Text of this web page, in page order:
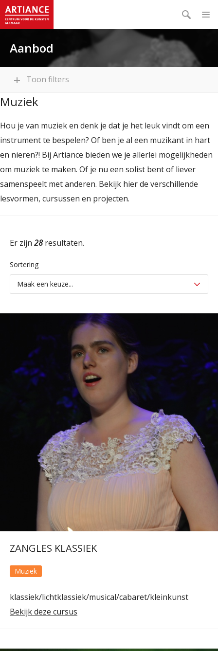
Aanbod
Toon filters
Muziek
Hou je van muziek en denk je dat je het leuk vindt om een
instrument te bespelen? Of ben je al een muzikant in hart
en nieren?! Bij Artiance bieden we je allerlei mogelijkheden
om muziek te maken. Of je nu een solist bent of liever
samenspeelt met anderen. Bekijk hier de verschillende
lesvormen, cursussen en projecten.
Er zijn 28resultaten.
Sortering
ZANGLES KLASSIEK
Muziek
klassiek/lichtklassiek/musical/cabaret/kleinkunst
Bekijk deze cursus